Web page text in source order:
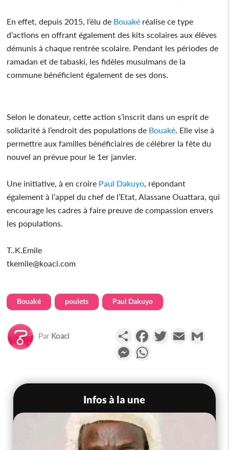
En effet, depuis 2015, l’élu de Bouaké réalise ce type
d’actions en offrant également des kits scolaires aux élèves
démunis à chaque rentrée scolaire. Pendant les périodes de
ramadan et de tabaski, les fidèles musulmans de la
commune bénéficient également de ses dons.
Selon le donateur, cette action s’inscrit dans un esprit de
solidarité à l’endroit des populations de Bouaké . Elle vise à
permettre aux familles bénéficiaires de célébrer la fête du
nouvel an prévue pour le 1er janvier.
Une initiative, à en croire Paul Dakuyo , répondant
également à l’appel du chef de l’Etat, Alassane Ouattara, qui
encourage les cadres à faire preuve de compassion envers
les populations.
T..K.Emile
tkemile@koaci.com
Bouaké poulets Paul Dakuyo
Par Koaci PartagerFacebookTwitterEmail
Messenger
Infos à la une